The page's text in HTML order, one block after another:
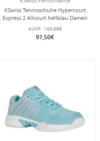
KSwiss Tennisschuhe Hypercourt
Express 2 Allcourt hellblau Damen
eUVP: 149,99€
97,50€